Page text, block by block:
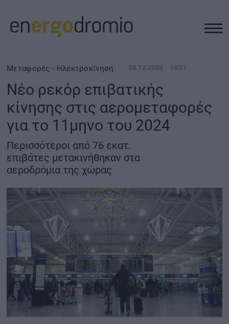
ΥΠΟΔΟΜΕΣ
REAL ESTATE
ΠΕΡΙΒΑΛΛΟΝ
ΕΝΕΡΓΕΙΑ
ΜΕΤΑΦΟΡΕΣ - ΗΛΕΚΤΡΟΚΙΝΗΣΗ
ΨΗΦΙΑΚΟΣ ΚΟΣΜΟΣ
ΟΙΚΟΝΟΜΙΑ - ΕΠΙΧΕΙΡΗΣΕΙΣ
MY PROPERTY
ΚΑΡΑΜΠΟΛΕΣ
Μεταφορές - Ηλεκτροκίνηση 24.12.2024 14:01
Νέο ρεκόρ επιβατικής
κίνησης στις αερομεταφορές
για το 11μηνο του 2024
Περισσότεροι από 76 εκατ.
επιβάτες μετακινήθηκαν στα
αεροδρόμια της χώρας